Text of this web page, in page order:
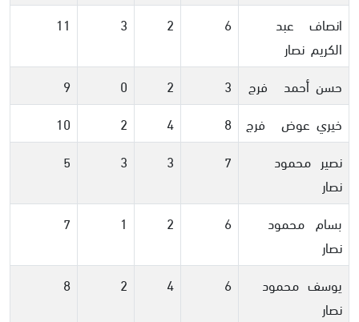
انصاف عبد
الكريم نصار
6
2
3
11
حسن أحمد فرج 3
2
0
9
خيري عوض فرج 8
4
2
10
نصير محمود
نصار
7
3
3
5
بسام محمود
نصار
6
2
1
7
يوسف محمود
نصار
6
4
2
8